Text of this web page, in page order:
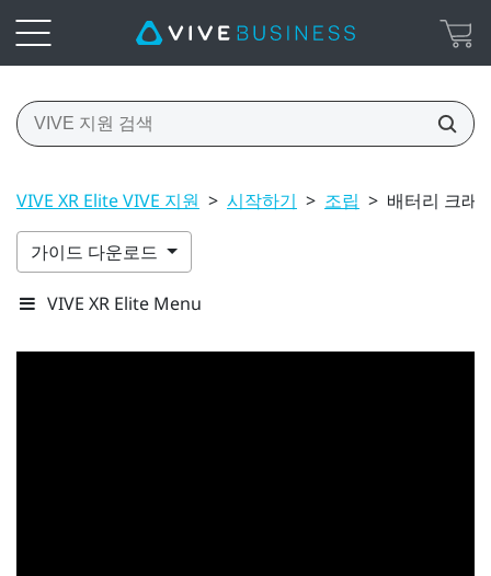
VIVE XR Elite VIVE 지원 > 시작하기 > 조립 > 배터리 크래
가이드 다운로드
VIVE XR Elite Menu